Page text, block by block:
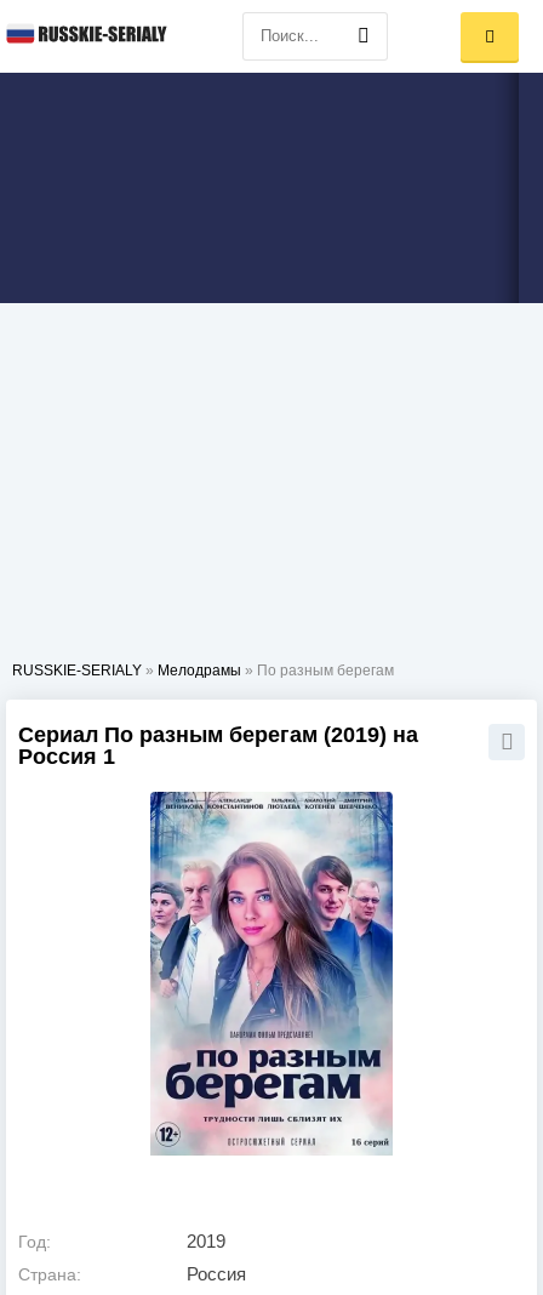
RUSSKIE-SERIALY » Мелодрамы » По разным берегам
Сериал По разным берегам (2019) на
Россия 1
Год: 2019
Страна: Россия